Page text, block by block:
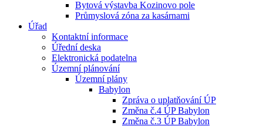
Bytová výstavba Kozinovo pole
Průmyslová zóna za kasárnami
Úřad
Kontaktní informace
Úřední deska
Elektronická podatelna
Územní plánování
Územní plány
Babylon
Zpráva o uplatňování ÚP
Změna č.4 ÚP Babylon
Změna č.3 ÚP Babylon